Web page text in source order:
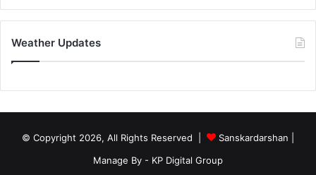
Weather Updates
© Copyright 2026, All Rights Reserved | Sanskardarshan
Manage By - KP Digital Group